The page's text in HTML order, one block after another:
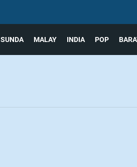
SUNDA MALAY INDIA POP